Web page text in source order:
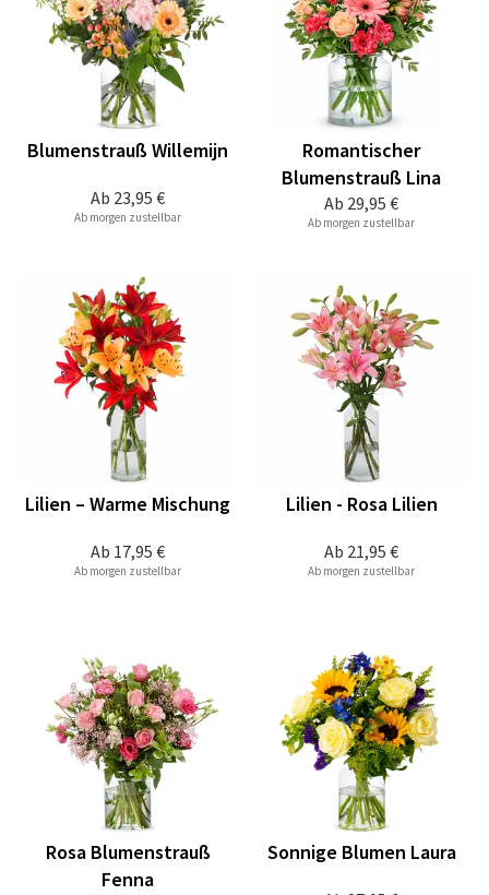
Ab 23,95 €
Blumenstrauß Willemijn
Ab morgen zustellbar
Ab 29,95 €
Romantischer
Blumenstrauß Lina
Ab morgen zustellbar
Ab 17,95 €
Lilien – Warme Mischung
Ab morgen zustellbar
Ab 21,95 €
Lilien - Rosa Lilien
Ab morgen zustellbar
Rosa Blumenstrauß
Fenna
Sonnige Blumen Laura